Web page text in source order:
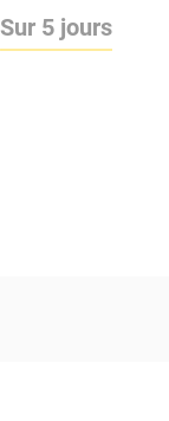
Sur 5 jours